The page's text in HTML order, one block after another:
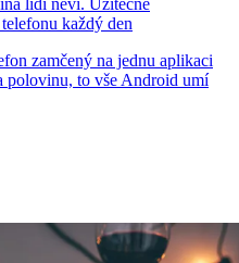
lidí neví. Užitečné
každý den
zamčený na jednu aplikaci
polovinu, to vše Android umí